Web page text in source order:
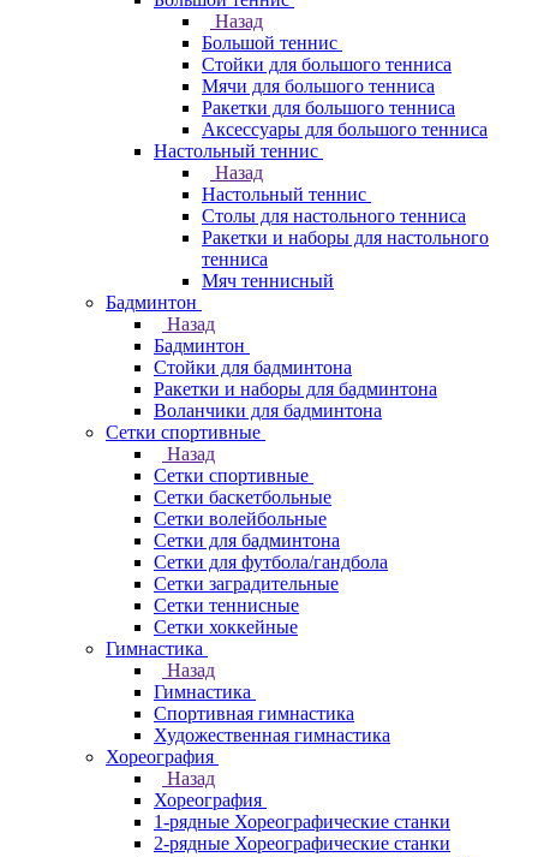
Назад
Большой теннис
Стойки для большого тенниса
Мячи для большого тенниса
Ракетки для большого тенниса
Аксессуары для большого тенниса
Настольный теннис
Назад
Настольный теннис
Столы для настольного тенниса
Ракетки и наборы для настольного
тенниса
Мяч теннисный
Бадминтон
Назад
Бадминтон
Стойки для бадминтона
Ракетки и наборы для бадминтона
Воланчики для бадминтона
Сетки спортивные
Назад
Сетки спортивные
Сетки баскетбольные
Сетки волейбольные
Сетки для бадминтона
Сетки для футбола/гандбола
Сетки заградительные
Сетки теннисные
Сетки хоккейные
Гимнастика
Назад
Гимнастика
Спортивная гимнастика
Художественная гимнастика
Хореография
Назад
Хореография
1-рядные Хореографические станки
2-рядные Хореографические станки